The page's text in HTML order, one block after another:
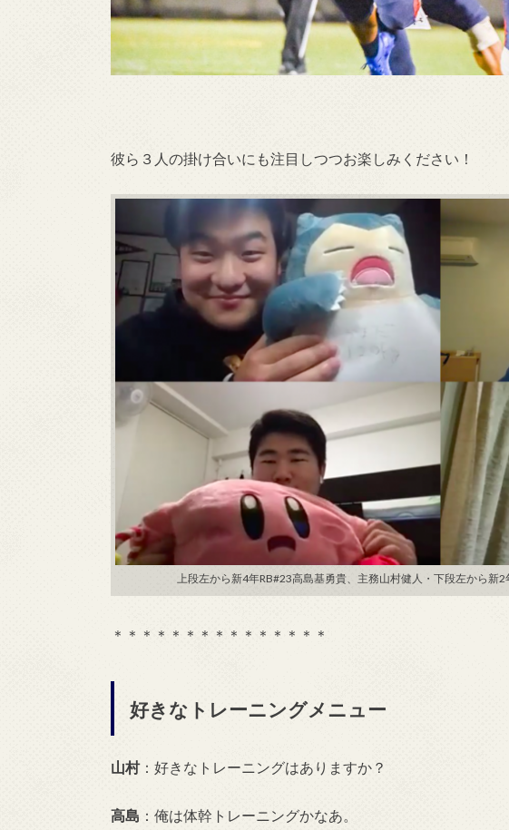
彼ら３人の掛け合いにも注目しつつお楽しみください！
上段左から新4年RB#23高島基勇貴、主務山村健人・下段左から新
＊＊＊＊＊＊＊＊＊＊＊＊＊＊＊
好きなトレーニングメニュー
山村：好きなトレーニングはありますか？
高島 ：俺は体幹トレーニングかなあ。